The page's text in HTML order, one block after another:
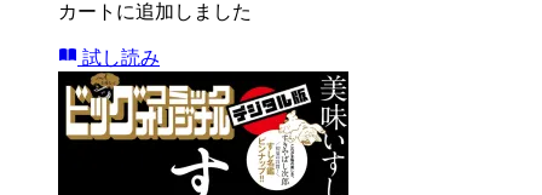
カートに追加しました
試し読み